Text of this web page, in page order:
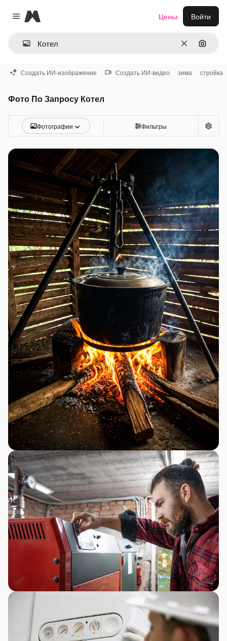
Close menu
Magnific
ОчиститьПоиск
Цены Войти
Создать ИИ-изображение Создать ИИ-видео зима стройка
Фото По Запросу Котел
Фотографии Фильтры